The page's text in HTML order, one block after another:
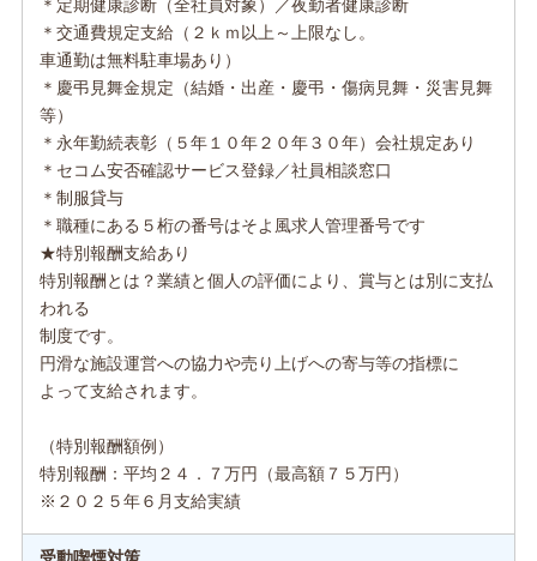
＊定期健康診断（全社員対象）／夜勤者健康診断
＊交通費規定支給（２ｋｍ以上～上限なし。
車通勤は無料駐車場あり）
＊慶弔見舞金規定（結婚・出産・慶弔・傷病見舞・災害見舞
等）
＊永年勤続表彰（５年１０年２０年３０年）会社規定あり
＊セコム安否確認サービス登録／社員相談窓口
＊制服貸与
＊職種にある５桁の番号はそよ風求人管理番号です
★特別報酬支給あり
特別報酬とは？業績と個人の評価により、賞与とは別に支払
われる
制度です。
円滑な施設運営への協力や売り上げへの寄与等の指標に
よって支給されます。
（特別報酬額例）
特別報酬：平均２４．７万円（最高額７５万円）
※２０２５年６月支給実績